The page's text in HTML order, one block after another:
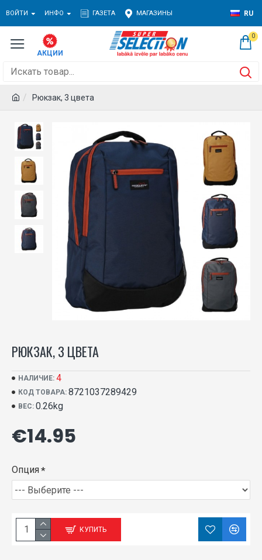
ВОЙТИ ИНФО ГАЗЕТА МАГАЗИНЫ RU
0
Рюкзак, 3 цвета
РЮКЗАК, 3 ЦВЕТА
НАЛИЧИЕ: 4
КОД ТОВАРА: 8721037289429
ВЕС: 0.26kg
€14.95
Опция
КУПИТЬ